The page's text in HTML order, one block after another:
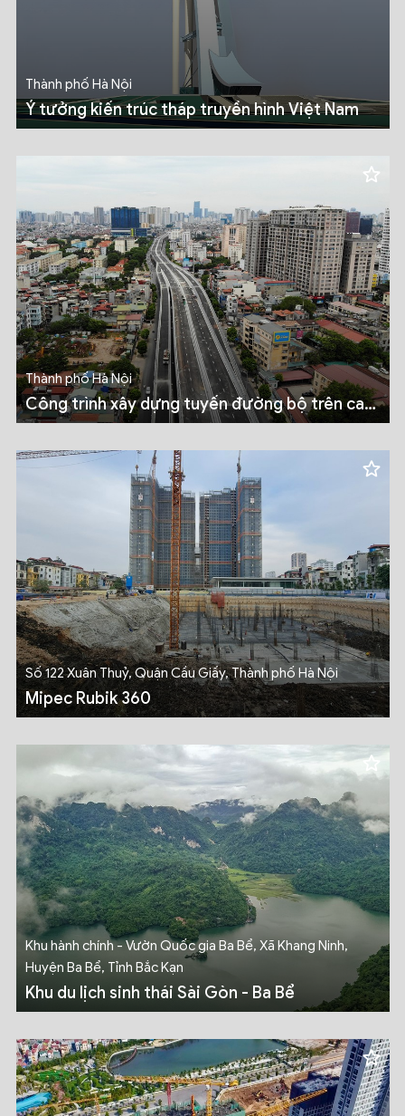
Thành phố Hà Nội
Ý tưởng kiến trúc tháp truyền hình Việt Nam
Thành phố Hà Nội
Công trình xây dựng tuyến đường bộ trên cao
dọc đường vành đai II, đoạn từ cầu Vĩnh Tuy
Số 122 Xuân Thuỷ, Quận Cầu Giấy, Thành phố Hà Nội
Mipec Rubik 360
Khu hành chính - Vườn Quốc gia Ba Bể, Xã Khang Ninh,
Huyện Ba Bể, Tỉnh Bắc Kạn
Khu du lịch sinh thái Sài Gòn - Ba Bể